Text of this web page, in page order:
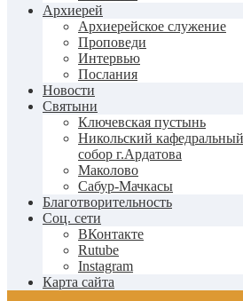
Архиерей
Архиерейское служение
Проповеди
Интервью
Послания
Новости
Святыни
Ключевская пустынь
Никольский
собор г.Ардатова
Маколово
Сабур-Мачкасы
Благотворительность
Соц. сети
ВКонтакте
Rutube
Instagram
Карта сайта